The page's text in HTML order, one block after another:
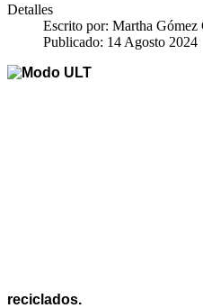
Detalles
Escrito por: Martha Gómez
Publicado: 14 Agosto 2024
reciclados.